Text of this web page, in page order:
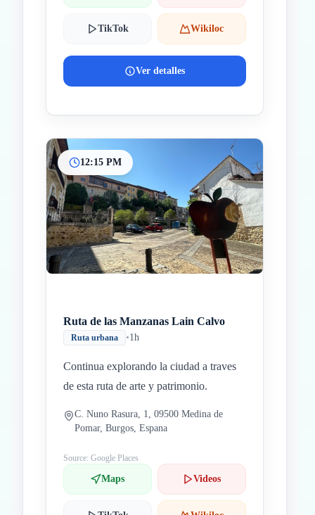
TikTok Wikiloc
Ver detalles
12:15 PM
Ruta de las Manzanas Lain Calvo
Ruta urbana •1h
Continua explorando la ciudad a traves
de esta ruta de arte y patrimonio.
C. Nuno Rasura, 1, 09500 Medina de
Pomar, Burgos, Espana
Source: Google Places
Maps Videos